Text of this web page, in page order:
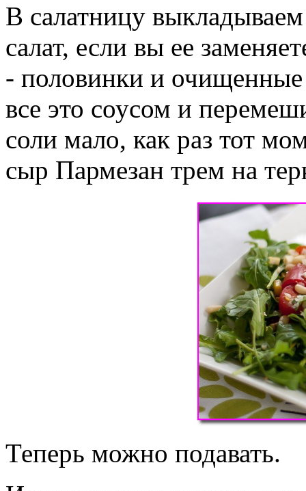
В салатницу
салат, если вы ее
- половинки и
все это соусом и
соли мало, как раз тот
сыр Пармезан трем на
Теперь можно подавать.